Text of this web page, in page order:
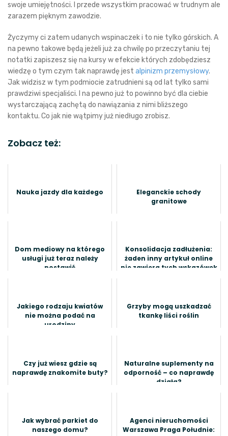
swoje umiejętności. I przede wszystkim pracować w trudnym ale
zarazem pięknym zawodzie.
Życzymy ci zatem udanych wspinaczek i to nie tylko górskich. A
na pewno takowe będą jeżeli już za chwilę po przeczytaniu tej
notatki zapiszesz się na kursy w efekcie których zdobędziesz
wiedzę o tym czym tak naprawdę jest alpinizm przemysłowy.
Jak widzisz w tym podmiocie zatrudnieni są od lat tylko sami
prawdziwi specjaliści. I na pewno już to powinno być dla ciebie
wystarczającą zachętą do nawiązania z nimi bliższego
kontaktu. Co jak nie wątpimy już niedługo zrobisz.
Zobacz też:
Nauka jazdy dla każdego
Eleganckie schody
granitowe
Dom mediowy na którego
usługi już teraz należy
postawić
Konsolidacja zadłużenia:
żaden inny artykuł online
nie zawiera tych wskazówek
Jakiego rodzaju kwiatów
nie można podać na
urodziny
Grzyby mogą uszkadzać
tkankę liści roślin
Czy już wiesz gdzie są
naprawdę znakomite buty?
Naturalne suplementy na
odporność – co naprawdę
działa?
Jak wybrać parkiet do
naszego domu?
Agenci nieruchomości
Warszawa Praga Południe: